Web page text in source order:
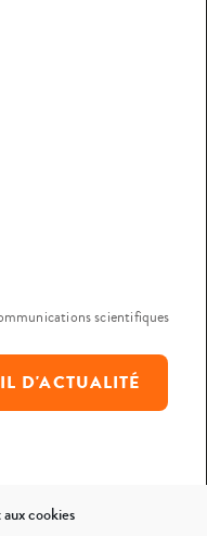
cookies
scientifiques
D'ACTUALITÉ